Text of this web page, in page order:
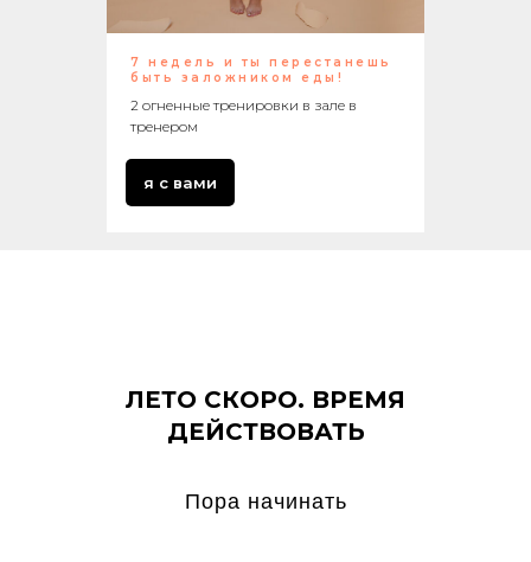
7 недель и ты перестанешь
быть заложником еды!
2 огненные тренировки в зале в
тренером
я с вами
ЛЕТО СКОРО. ВРЕМЯ
ДЕЙСТВОВАТЬ
Пора начинать